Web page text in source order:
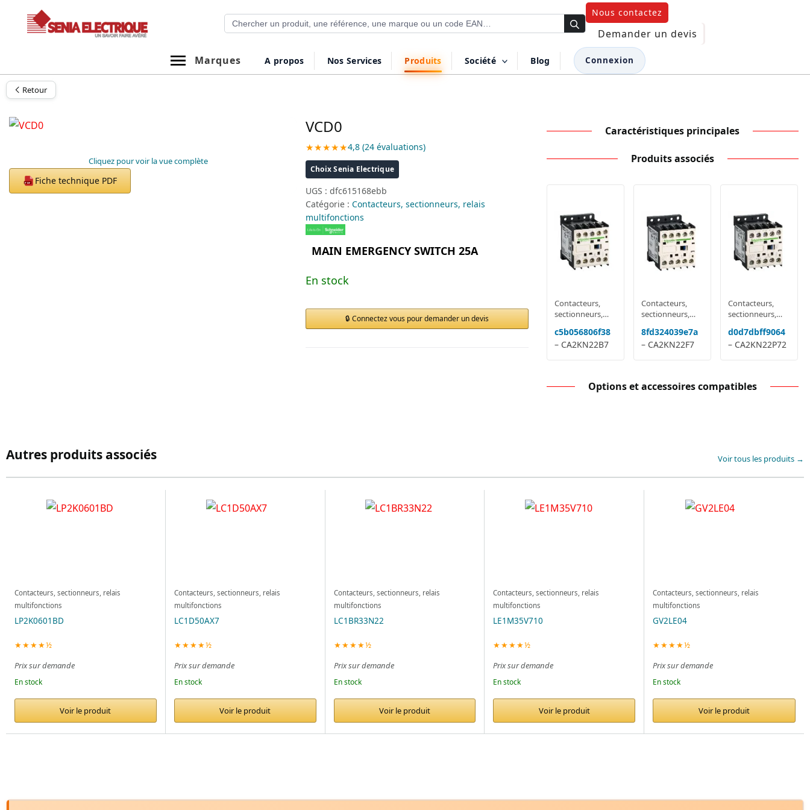
Recherche de produits
Nous contactez
Demander un devis
Marques
A propos Nos Services Produits Société Blog Connexion
Retour
Cliquez pour voir la vue complète
PDF Fiche technique PDF
VCD0
★★★★★4,8 (24 évaluations)
Choix Senia Electrique
UGS : dfc615168ebb
Catégorie : Contacteurs, sectionneurs, relais
multifonctions
MAIN EMERGENCY SWITCH 25A
En stock
Connectez vous pour demander un devis
Caractéristiques principales
Produits associés
Contacteurs,
sectionneurs,
multifonctions
c5b056806f38
– CA2KN22B7
Contacteurs,
sectionneurs,
multifonctions
8fd324039e7a
– CA2KN22F7
Contacteurs,
sectionneurs,
multifonctions
d0d7dbff9064
– CA2KN22P72
Options et accessoires compatibles
Autres produits associés Voir tous les produits →
Contacteurs, sectionneurs, relais
multifonctions
LP2K0601BD
★★★★½
Prix sur demande
En stock
Voir le produit
Contacteurs, sectionneurs, relais
multifonctions
LC1D50AX7
★★★★½
Prix sur demande
En stock
Voir le produit
Contacteurs, sectionneurs, relais
multifonctions
LC1BR33N22
★★★★½
Prix sur demande
En stock
Voir le produit
Contacteurs, sectionneurs, relais
multifonctions
LE1M35V710
★★★★½
Prix sur demande
En stock
Voir le produit
Contacteurs, sectionneurs, relais
multifonctions
GV2LE04
★★★★½
Prix sur demande
En stock
Voir le produit